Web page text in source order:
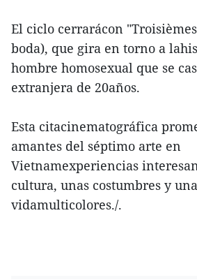
El ciclo cerrarácon
boda), que gira en torno a
hombre homosexual que se
extranjera de 20años.
Esta citacinematográfica
amantes del séptimo arte en
Vietnamexperiencias
cultura, unas costumbres y una
vidamulticolores./.